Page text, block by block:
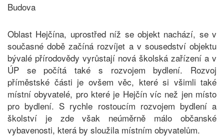
Budova
Oblast Hejčína, uprostřed níž se objekt nachází, se v
současné době začíná rozvíjet a v sousedství objektu
bývalé přírodovědy vyrůstají nová školská zařízení a v
ÚP se počítá také s rozvojem bydlení. Rozvoj
příměstské části je ovšem věc, které si všimli také
místní obyvatelé, pro které je Hejčín víc než jen místo
pro bydlení. S rychle rostoucím rozvojem bydlení a
školství je zde však neúměrně málo občanské
vybavenosti, která by sloužila místním obyvatelům.